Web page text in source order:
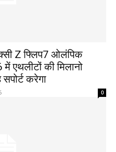
Z फ्लिप7 ओल‍ंपिक
एथलीटों की मिलानो
सपोर्ट करेगा
0